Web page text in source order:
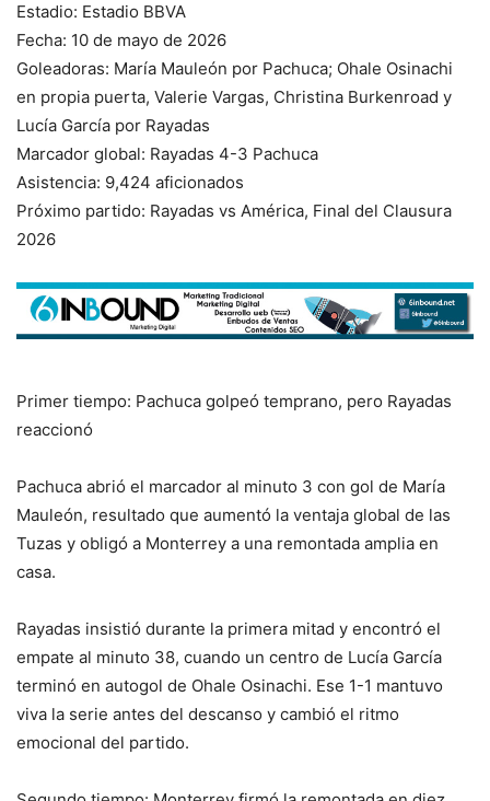
Estadio: Estadio BBVA
Fecha: 10 de mayo de 2026
Goleadoras: María Mauleón por Pachuca; Ohale Osinachi
en propia puerta, Valerie Vargas, Christina Burkenroad y
Lucía García por Rayadas
Marcador global: Rayadas 4-3 Pachuca
Asistencia: 9,424 aficionados
Próximo partido: Rayadas vs América, Final del Clausura
2026
Primer tiempo: Pachuca golpeó temprano, pero Rayadas
reaccionó
Pachuca abrió el marcador al minuto 3 con gol de María
Mauleón, resultado que aumentó la ventaja global de las
Tuzas y obligó a Monterrey a una remontada amplia en
casa.
Rayadas insistió durante la primera mitad y encontró el
empate al minuto 38, cuando un centro de Lucía García
terminó en autogol de Ohale Osinachi. Ese 1-1 mantuvo
viva la serie antes del descanso y cambió el ritmo
emocional del partido.